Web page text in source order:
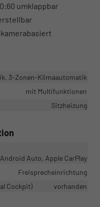
umklappbar
3-Zonen-Klimaautomatik
mit Multifunktionen
Sitzheizung
Auto, Apple CarPlay
Freisprecheinrichtung
Cockpit)
vorhanden